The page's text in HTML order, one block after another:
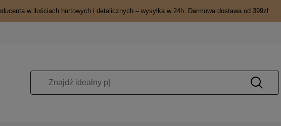
w ilościach hurtowych i detalicznych – wysyłka w 24h. Darmowa dostawa od 399zł